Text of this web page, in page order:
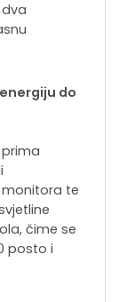
do
monitora te
čime se
posto i